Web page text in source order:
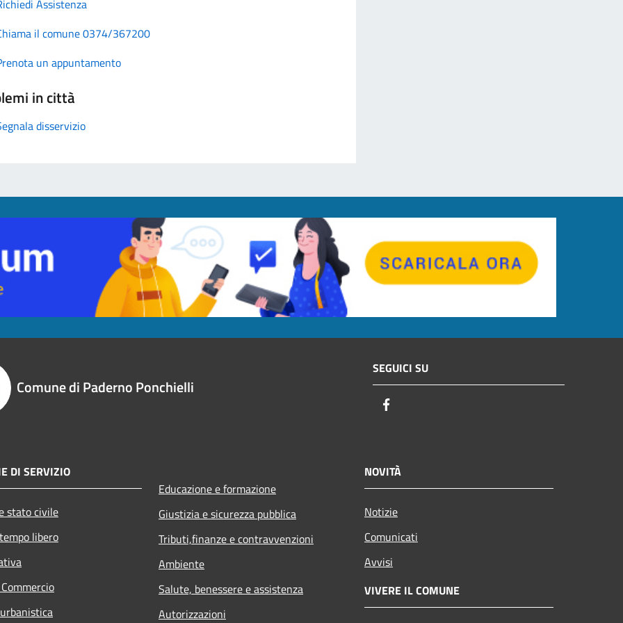
Assistenza
il comune 0374/367200
un appuntamento
in città
disservizio
Comune di Paderno Ponchielli
SEGUICI SU
DI SERVIZIO
stato civile
libero
Educazione e formazione
Giustizia e sicurezza pubblica
Tributi,finanze e contravvenzioni
Ambiente
Salute, benessere e assistenza
Autorizzazioni
NOVITÀ
Notizie
Comunicati
Avvisi
VIVERE IL COMUNE